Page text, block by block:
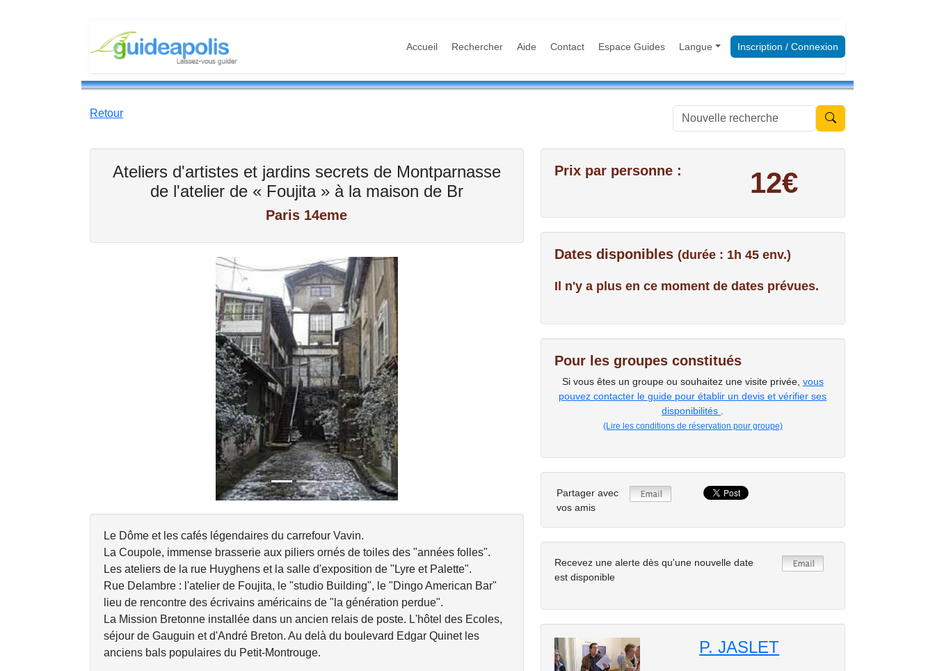
Accueil Rechercher Aide Contact Espace Guides Langue Inscription / Connexion
Retour Nouvelle recherche
Ateliers d'artistes et jardins secrets de Montparnasse
de l'atelier de « Foujita » à la maison de Br
Paris 14eme
Le Dôme et les cafés légendaires du carrefour Vavin.
La Coupole, immense brasserie aux piliers ornés de toiles des "années folles".
Les ateliers de la rue Huyghens et la salle d'exposition de "Lyre et Palette".
Rue Delambre : l'atelier de Foujita, le "studio Building", le "Dingo American Bar"
lieu de rencontre des écrivains américains de "la génération perdue".
La Mission Bretonne installée dans un ancien relais de poste. L'hôtel des Ecoles,
séjour de Gauguin et d'André Breton. Au delà du boulevard Edgar Quinet les
anciens bals populaires du Petit-Montrouge.
Prix par personne : 12€
Dates disponibles (durée : 1h 45 env.)
Il n'y a plus en ce moment de dates prévues.
Pour les groupes constitués
Si vous êtes un groupe ou souhaitez une visite privée, vous
pouvez contacter le guide pour établir un devis et vérifier ses
disponibilités
(Lire les conditions de réservation pour groupe)
Partager avec
vos amis
Recevez une alerte dès qu'une nouvelle date
est disponible
P. JASLET